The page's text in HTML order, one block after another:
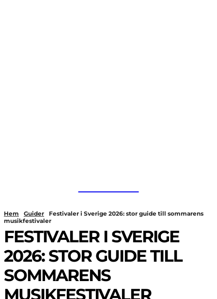
Hem Guider
Festivaler i Sverige 2026: stor guide till sommarens
musikfestivaler
FESTIVALER I SVERIGE
2026: STOR GUIDE TILL
SOMMARENS
MUSIKFESTIVALER